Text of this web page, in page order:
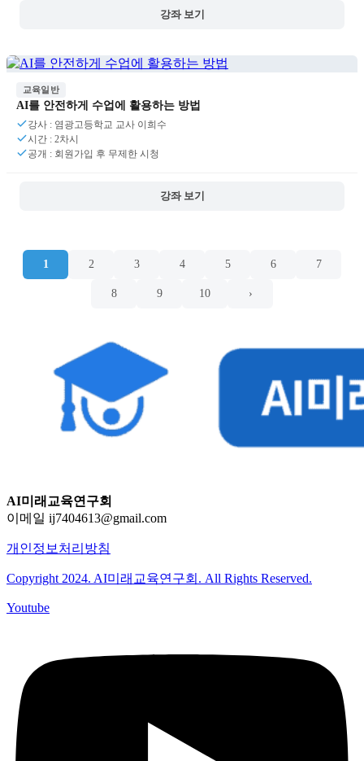
강좌 보기
교육일반
AI를 안전하게 수업에 활용하는 방법
강사 : 염광고등학교 교사 이희수
시간 : 2차시
공개 : 회원가입 후 무제한 시청
강좌 보기
1 2 3 4 5 6 7
8 9 10 ›
AI미래교육연구회
이메일 ij7404613@gmail.com
개인정보처리방침
Copyright 2024. AI미래교육연구회. All Rights Reserved.
Youtube